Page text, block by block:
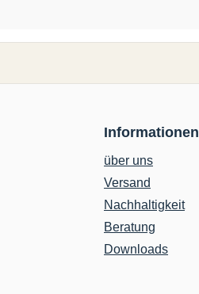
Informationen
über uns
Versand
Nachhaltigkeit
Beratung
Downloads